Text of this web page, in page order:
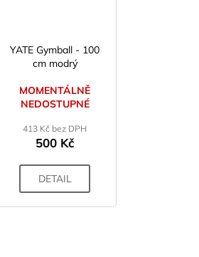
YATE Gymball - 100
cm modrý
MOMENTÁLNĚ
NEDOSTUPNÉ
413 Kč bez DPH
500 Kč
DETAIL